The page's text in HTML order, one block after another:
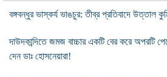
বঙ্গবন্ধুর ভাস্কর্য ভাঙচুর: তীব্র প্রতিবাদে উত্তাল
দাউদকান্দিতে জমজ বাচ্চার একটি বের করে অপরটি
দেন ডাঃ হোসনেয়ারা!